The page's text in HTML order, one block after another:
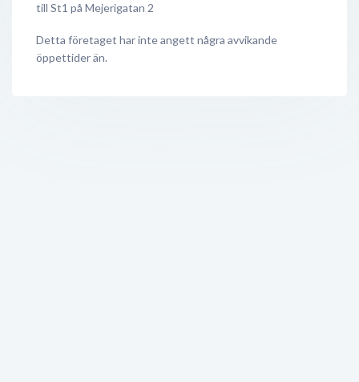
till St1 på Mejerigatan 2
Detta företaget har inte angett några avvikande
öppettider än.